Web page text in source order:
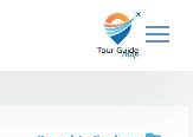
المحتوى